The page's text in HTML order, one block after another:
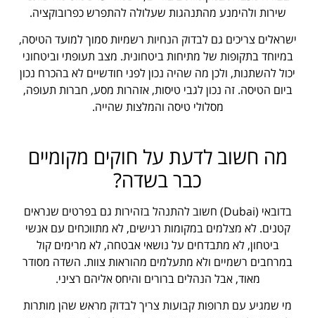
שירות ולהימנע מהתנהגות שעלולה להתפרש כפרובוקציה.
ישראלים צריכים גם לבדוק הנחיות רשמיות סמוך למועד הטיסה,
במיוחד בתקופות של מתיחות ביטחונית. מצב תעופתי וביטחוני
יכול להשתנות, ולכן מה שהיה נכון לפני חודשיים לא בהכרח נכון
ביום הטיסה. זה נכון לגבי טיסות, אזהרות מסע, חברות תעופה,
מסלולי טיסה והמלצות שהייה.
מה חשוב לדעת על חוקים מקומיים
כבר בשדה?
בדובאי (Dubai) חשוב להתנהל בזהירות גם בפרטים שנראים
קטנים. לא מצלמים במקומות רגישים, לא מתווכחים עם אנשי
ביטחון, לא מתבדחים על נושאי אבטחה, לא מרימים קול
במרחבים רשמיים ולא מתעלמים מהוראות צוות. השדה מסודר
מאוד, אבל הנהלים ברורים והיחס אליהם רציני.
מי שמגיע עם תרופות קבועות צריך לבדוק מראש שהן מותרות